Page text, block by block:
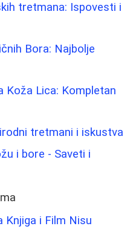
tretmana: Ispovesti i
Bora: Najbolje
Koža Lica: Kompletan
tretmani i iskustva
i bore - Saveti i
Knjiga i Film Nisu